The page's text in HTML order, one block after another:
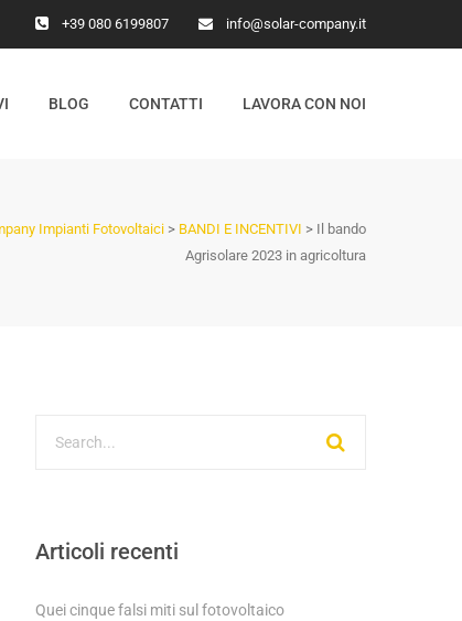
+39 080 6199807 info@solar-company.it
BLOG CONTATTI LAVORA CON NOI
Impianti Fotovoltaici > BANDI E INCENTIVI > Il bando
Agrisolare 2023 in agricoltura
Articoli recenti
Quei cinque falsi miti sul fotovoltaico